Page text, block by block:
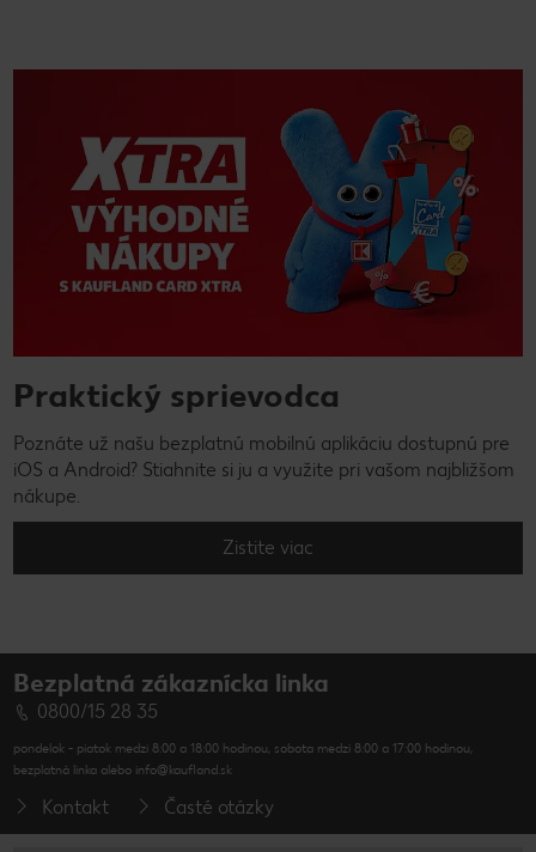
Praktický sprievodca
Poznáte už našu bezplatnú mobilnú aplikáciu dostupnú pre
iOS a Android? Stiahnite si ju a využite pri vašom najbližšom
nákupe.
Zistite viac
Bezplatná zákaznícka linka
0800/15 28 35
pondelok - piatok medzi 8:00 a 18:00 hodinou, sobota medzi 8:00 a 17:00 hodinou,
bezplatná linka alebo info@kaufland.sk
Kontakt Časté otázky